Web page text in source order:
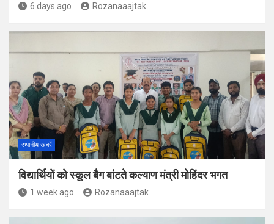
6 days ago Rozanaaajtak
स्थानीय खबरें
विद्यार्थियों को स्कूल बैग बांटते कल्याण मंत्री मोहिंदर भगत
1 week ago Rozanaaajtak